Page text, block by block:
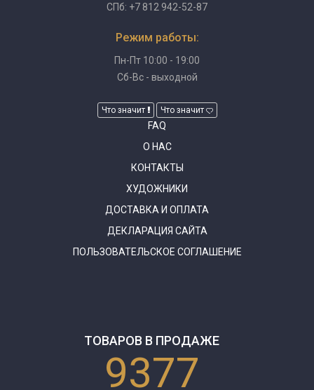
СПб: +7 812 942-52-87
Режим работы:
Пн-Пт 10:00 - 19:00
Сб-Вс - выходной
Что значит Что значит
FAQ
О НАС
КОНТАКТЫ
ХУДОЖНИКИ
ДОСТАВКА И ОПЛАТА
ДЕКЛАРАЦИЯ САЙТА
ПОЛЬЗОВАТЕЛЬСКОЕ СОГЛАШЕНИЕ
ТОВАРОВ В ПРОДАЖЕ
9377